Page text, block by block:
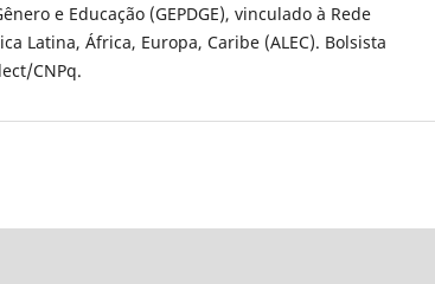
e Educação (GEPDGE), vinculado à Rede
Latina, África, Europa, Caribe (ALEC). Bolsista
CNPq.